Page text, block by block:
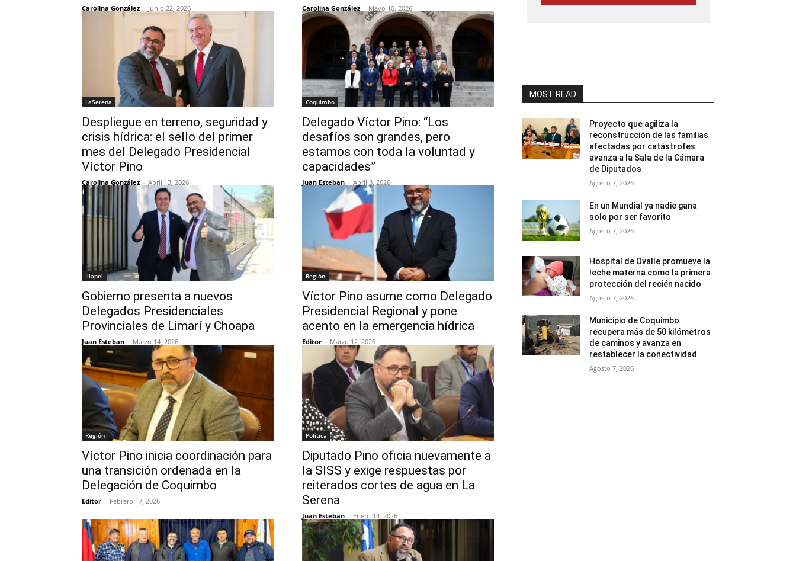
Carolina González - Junio 22, 2026 Carolina González - Mayo 10, 2026
LaSerena
Despliegue en terreno, seguridad y
crisis hídrica: el sello del primer
mes del Delegado Presidencial
Víctor Pino
Carolina González - Abril 13, 2026
Coquimbo
Delegado Víctor Pino: “Los
desafíos son grandes, pero
estamos con toda la voluntad y
capacidades”
Juan Esteban - Abril 3, 2026
Illapel
Gobierno presenta a nuevos
Delegados Presidenciales
Provinciales de Limarí y Choapa
Juan Esteban - Marzo 14, 2026
Región
Víctor Pino asume como Delegado
Presidencial Regional y pone
acento en la emergencia hídrica
Editor - Marzo 12, 2026
Región
Víctor Pino inicia coordinación para
una transición ordenada en la
Delegación de Coquimbo
Editor - Febrero 17, 2026
Política
Diputado Pino oficia nuevamente a
la SISS y exige respuestas por
reiterados cortes de agua en La
Serena
Juan Esteban - Enero 14, 2026
MOST READ
Proyecto que agiliza la
reconstrucción de las familias
afectadas por catástrofes
avanza a la Sala de la Cámara
de Diputados
Agosto 7, 2026
En un Mundial ya nadie gana
solo por ser favorito
Agosto 7, 2026
Hospital de Ovalle promueve la
leche materna como la primera
protección del recién nacido
Agosto 7, 2026
Municipio de Coquimbo
recupera más de 50 kilómetros
de caminos y avanza en
restablecer la conectividad
Agosto 7, 2026